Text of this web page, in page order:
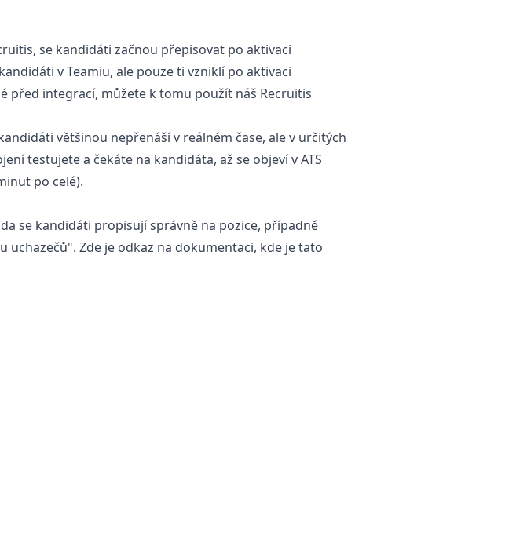
se kandidáti začnou přepisovat po aktivaci
v Teamiu, ale pouze ti vzniklí po aktivaci
před integrací, můžete k tomu použít náš Recruitis
většinou nepřenáší v reálném čase, ale v určitých
testujete a čekáte na kandidáta, až se objeví v ATS
po celé).
se kandidáti propisují správně na pozice, případně
uchazečů". Zde je odkaz na dokumentaci, kde je tato